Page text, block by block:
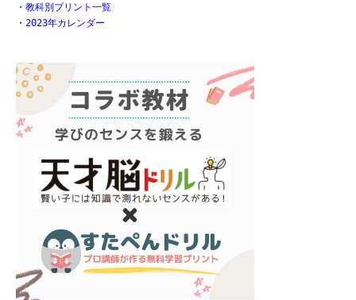
・ 教科別プリント一覧
・ 2023年カレンダー